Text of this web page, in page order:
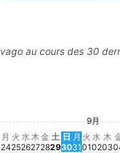
au cours des 30
à cette date
21
月 22
€
, 8月 23
€
月, 8月 24
243 €
月
24
火, 8月 25
284 €
火
25
水, 8月 26
257 €
水
26
木, 8月 27
230 €
木
27
金, 8月 28
257 €
金
28
土, 8月 29
261 €
土
29
日, 8月 30
248 €
日
30
月, 8月
252 €
月
31
火, 9
297 €
9月
火
01
水,
331
水
02
木
03